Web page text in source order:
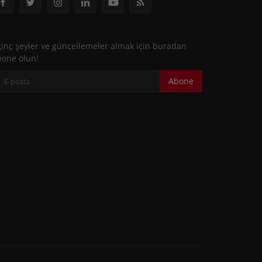
şeyler ve güncellemeler almak için buradan
olun!
Abone